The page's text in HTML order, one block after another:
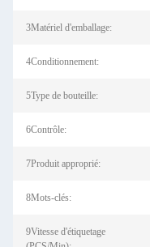
3Matériel d'emballage:
4Conditionnement:
5Type de bouteille:
6Contrôle:
7Produit approprié:
8Mots-clés:
9Vitesse d'étiquetage